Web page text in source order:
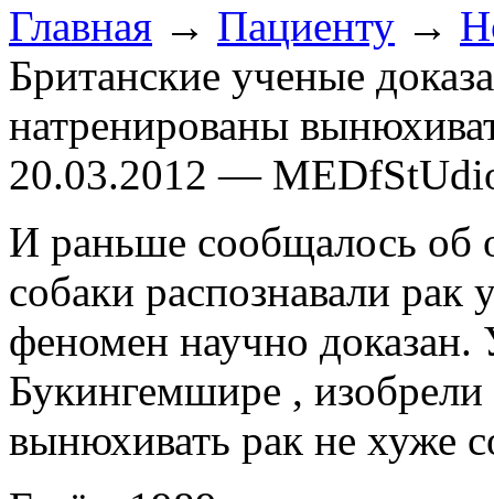
Главная → Пациенту →
Британские ученые
натренированы
20.03.2012 —
И раньше сообщалось об
собаки распознавали рак
феномен научно
Букингемшире , изобрели
вынюхивать рак не хуже